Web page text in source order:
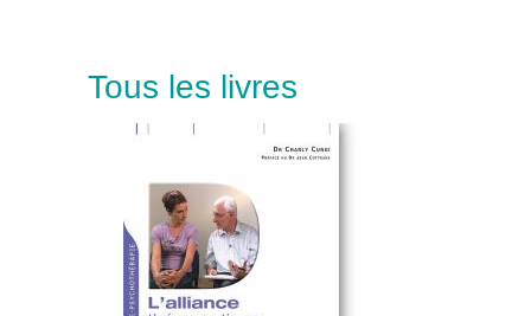
Tous les livres